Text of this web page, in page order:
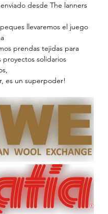
desde The lanners
llevaremos el juego
prendas tejidas para
proyectos solidarios
es un superpoder!